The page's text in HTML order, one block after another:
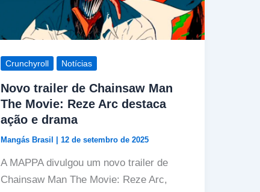
Crunchyroll Notícias
Novo trailer de Chainsaw Man
The Movie: Reze Arc destaca
ação e drama
Mangás Brasil |12 de setembro de 2025
A MAPPA divulgou um novo trailer de
Chainsaw Man The Movie: Reze Arc,